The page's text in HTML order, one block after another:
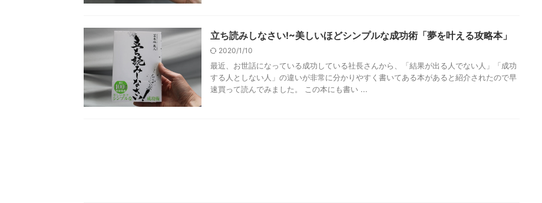
立ち読みしなさい!~美しいほどシンプルな成功術「夢を叶える攻略本」
2020/1/10
最近、お世話になっている成功している社長さんから、「結果が出る人でない人」「成功
する人としない人」の違いが非常に分かりやすく書いてある本があると紹介されたので早
速買って読んでみました。 この本にも書い ...